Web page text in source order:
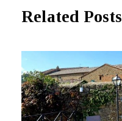
Related Posts